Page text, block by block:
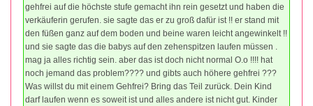
gehfrei auf die höchste stufe gemacht ihn rein gesetzt und haben die
verkäuferin gerufen. sie sagte das er zu groß dafür ist !! er stand mit
den füßen ganz auf dem boden und beine waren leicht angewinkelt !!
und sie sagte das die babys auf den zehenspitzen laufen müssen .
mag ja alles richtig sein. aber das ist doch nicht normal O.o !!!! hat
noch jemand das problem???? und gibts auch höhere gehfrei ???
Was willst du mit einem Gehfrei? Bring das Teil zurück. Dein Kind
darf laufen wenn es soweit ist und alles andere ist nicht gut. Kinder